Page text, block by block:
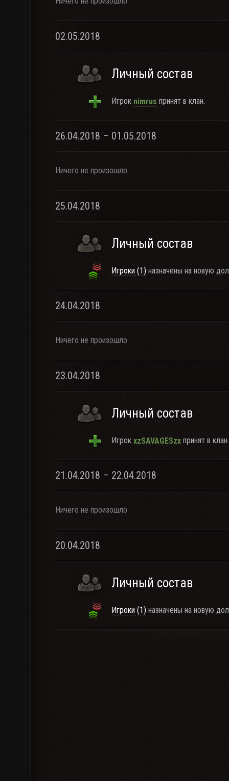
02.05.2018
Личный состав
Игрок nimrus принят в клан.
26.04.2018 – 01.05.2018
Ничего не произошло
25.04.2018
Личный состав
Игроки (1) назначены на новую
24.04.2018
Ничего не произошло
23.04.2018
Личный состав
Игрок xzSAVAGESzx принят в клан.
21.04.2018 – 22.04.2018
Ничего не произошло
20.04.2018
Личный состав
Игроки (1) назначены на новую